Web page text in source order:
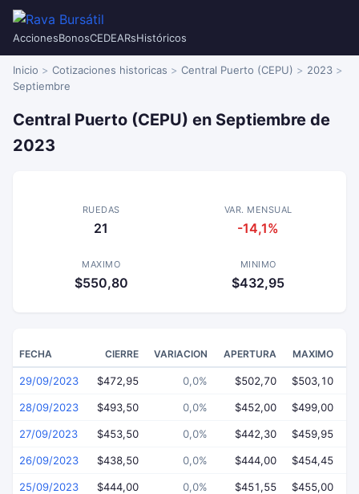
AccionesBonosCEDEARsHistóricos
Inicio Cotizaciones historicas Central Puerto (CEPU)
2023
Septiembre
Central Puerto (CEPU) en Septiembre de
2023
RUEDAS
21
VAR. MENSUAL
-14,1%
MAXIMO
$550,80
MINIMO
$432,95
FECHA CIERRE VARIACION APERTURA MAXIMO
29/09/2023 $472,95 0,0% $502,70 $503,10
28/09/2023 $493,50 0,0% $452,00 $499,00
27/09/2023 $453,50 0,0% $442,30 $459,95
26/09/2023 $438,50 0,0% $444,00 $454,45
25/09/2023 $444,00 0,0% $451,55 $455,00